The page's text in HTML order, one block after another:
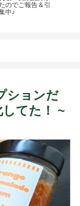
のでご報告＆引
中♪
ションだ
てた！ ~